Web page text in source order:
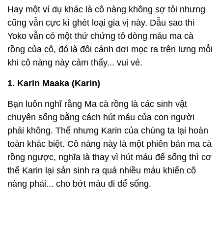
Hay một ví dụ khác là cô nàng không sợ tỏi nhưng
cũng vẫn cực kì ghét loại gia vị này. Dẫu sao thì
Yoko vẫn có một thứ chứng tỏ dòng máu ma cà
rồng của cô, đó là đôi cánh dơi mọc ra trên lưng mỗi
khi cô nàng này cảm thấy... vui vẻ.
1. Karin Maaka (Karin)
Bạn luôn nghĩ rằng Ma cà rồng là các sinh vật
chuyên sống bằng cách hút máu của con người
phải không. Thế nhưng Karin của chúng ta lại hoàn
toàn khác biệt. Cô nàng này là một phiên bản ma cà
rồng ngược, nghĩa là thay vì hút máu để sống thì cơ
thể Karin lại sản sinh ra quá nhiều máu khiến cô
nàng phải... cho bớt máu đi để sống.